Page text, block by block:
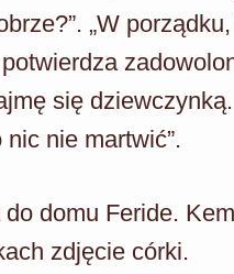
„W
się dziewczynką.
nie martwić”.
domu Feride.
zdjęcie córki.